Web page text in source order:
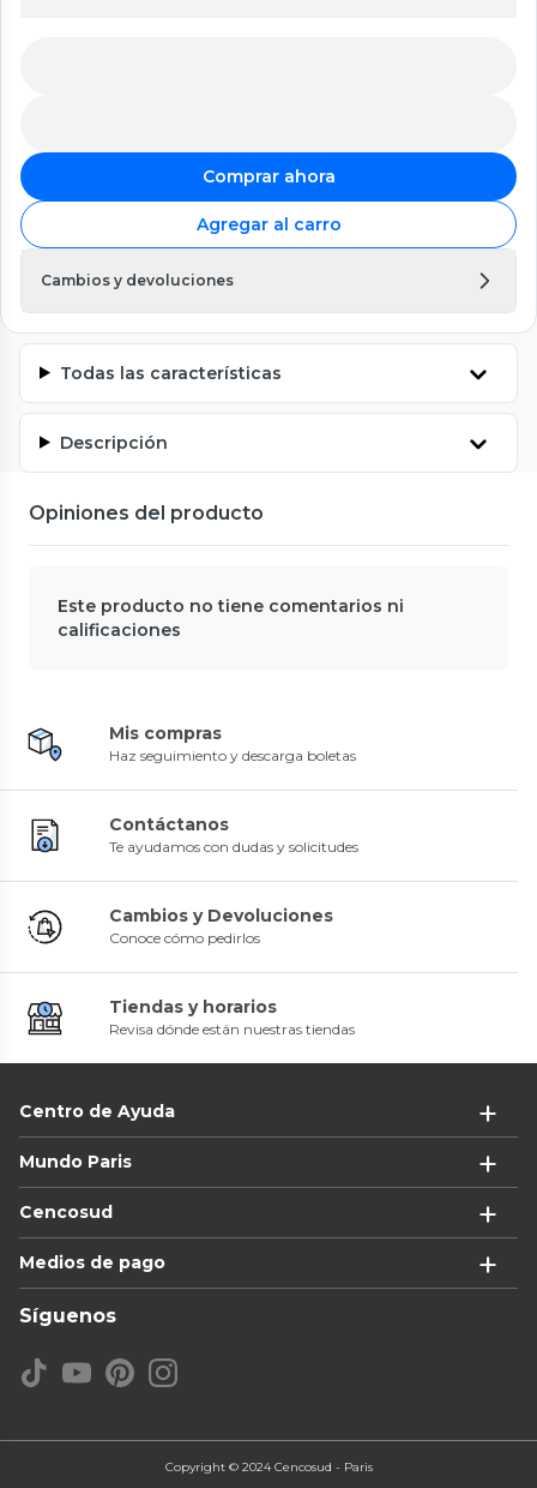
Comprar ahora
Agregar al carro
Cambios y devoluciones
Todas las características
Descripción
Opiniones del producto
Este producto no tiene comentarios ni
calificaciones
Mis compras
Haz seguimiento y descarga boletas
Contáctanos
Te ayudamos con dudas y solicitudes
Cambios y Devoluciones
Conoce cómo pedirlos
Tiendas y horarios
Revisa dónde están nuestras tiendas
Centro de Ayuda
Mundo Paris
Cencosud
Medios de pago
Síguenos
Copyright © 2024 Cencosud - Paris